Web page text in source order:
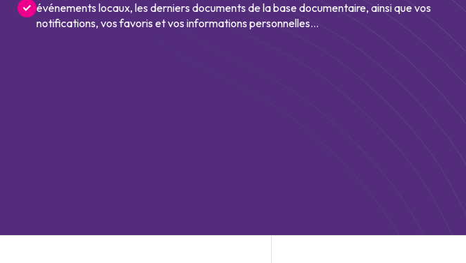
événements locaux, les derniers documents de la base documentaire, ainsi que vos
notifications, vos favoris et vos informations personnelles...